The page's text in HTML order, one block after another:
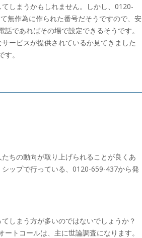
しまうかもしれません。しかし、0120-
無作為に作られた番号だそうですので、安
であればその場で設定できるそうです。
ービスが提供されているか見てきました
。
ちの動向が取り上げられることが良くあ
ップで行っている、0120-659-437から発
しまう方が多いのではないでしょうか？
トコールは、主に世論調査になります。